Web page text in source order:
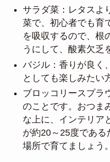
サラダ菜：レタスよ
菜で、初心者でも育
を吸収するので、根
うにして、酸素欠乏
バジル：香りが良く
としても楽しみたい
ブロッコリースプラ
のことです。おつま
な上に、インテリア
が約20～25度であ
場所で育てましょう。